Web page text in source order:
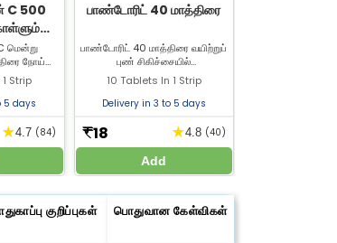
C 500
மென்று
நோய்
தோல்
மற்றும்
இப்போது
Strip
5 days
★4.7 (84)
பாண்டோரிட் 40 மாத்திரை
பாண்டோரிட் 40 மாத்திரை வயிற்றுப்
புண் சிகிச்சையில்
பயன்படுத்தப்படுகிறது. இது வயிற்றில்
உற்பத்தியாகும் அமிலத்தை குறைத்து,
புண்களின் சிகிச்சைக்கு உதவுகிறது.
10 Tablets In 1 Strip
Delivery in 3 to 5 days
₹18 ★4.8 (40)
Add
குறிப்புகள் பொதுவான கேள்விகள்